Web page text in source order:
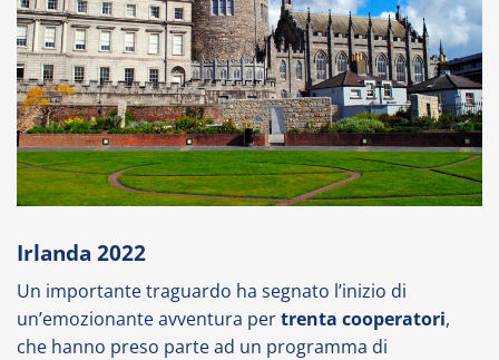
Irlanda 2022
Un importante traguardo ha segnato l’inizio di
un’emozionante avventura pertrenta cooperatori,
che hanno preso parte ad un programma di